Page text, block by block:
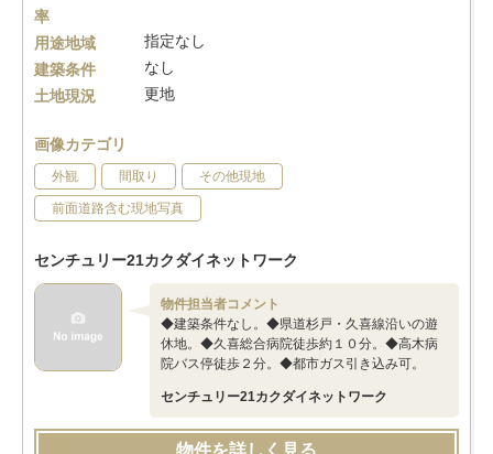
率
用途地域
指定なし
建築条件
なし
土地現況
更地
画像カテゴリ
外観 間取り その他現地
前面道路含む現地写真
センチュリー21カクダイネットワーク
物件担当者コメント
◆建築条件なし。◆県道杉戸・久喜線沿いの遊
休地。◆久喜総合病院徒歩約１０分。◆高木病
院バス停徒歩２分。◆都市ガス引き込み可。
センチュリー21カクダイネットワーク
物件を詳しく見る